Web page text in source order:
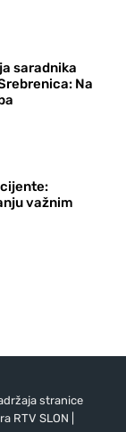
saradnika
Na
važnim
stranice
RTV SLON |